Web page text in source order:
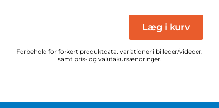
Læg i kurv
Forbehold for forkert produktdata, variationer i billeder/videoer,
samt pris- og valutakursændringer.